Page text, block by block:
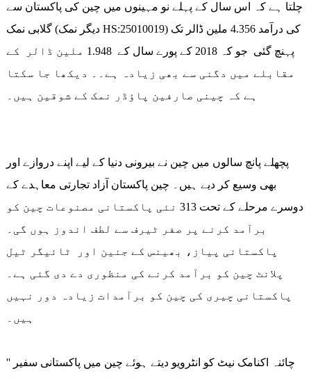
چلتا ہے کہ اس سال کے پہلے نو مہینوں میں چین کی پاکستان سے
گلابی نمک (دیگر نمک HS:25010019) کی درآمد 4.356 ملین ڈالر تک
پہنچ گئی جو کہ 2018 کے پورے سال کے 1.948 ملین ڈالر کے
مقابلے میں دگنی سے بھی زیادہ ہے۔۔ دیکھا جا سکتا
ہے کہ چینی صارفین پاؤڈر نمک کے شوقین ہیں۔
پچھلے پانچ سالوں میں چین نے بیرونی دنیا کے لیے اپنے دروازے اور
بھی وسیع کر دیے ہیں۔ چین پاکستان آزاد تجارتی معاہدے کے
دوسرے مرحلے کے تحت 313 نئی پاکستانی مصنوعات چین کو
برآمد کرنے پر صفر ٹیرف سے لطف اندوز ہوں گی۔
پاکستانی پیاز، بھینس کے جنین اور ٹائیگر ٹیل
پلانٹ چین کو برآمد کرنے کی منظوری دے دی گئی ہے۔
پاکستانی چیری کی چین کو برآمدات زیادہ دور نہیں
ہیں۔
'' چائنہ اکنامک نیٹ کو انٹرویو دیتے ہوئے چین میں پاکستانی سفیر